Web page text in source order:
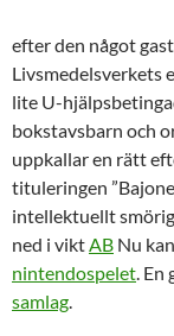
efter den något
Livsmedelsverkets
lite U-
bokstavsbarn och
uppkallar en rätt
tituleringen
intellektuellt
ned i vikt AB Nu
nintendospelet .
samlag